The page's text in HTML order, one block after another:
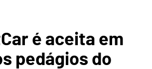
é aceita em
pedágios do